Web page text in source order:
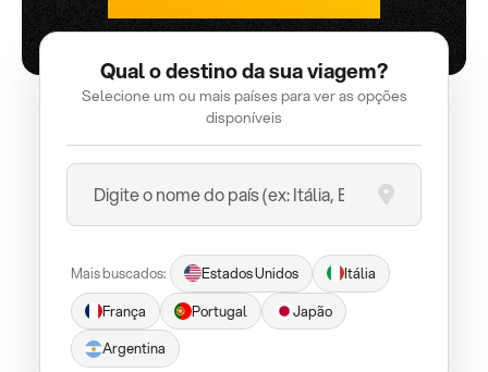
Qual o destino da sua viagem?
Selecione um ou mais países para ver as opções
disponíveis
Mais buscados: Estados Unidos
Itália
França
Portugal
Japão
Argentina